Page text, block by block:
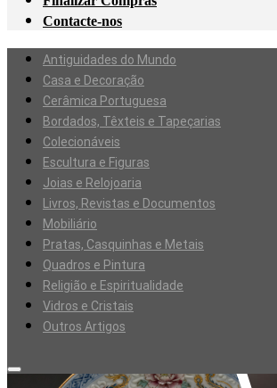
Contacte-nos
Antiguidades do Mundo
Casa e Decoração
Cerâmica Portuguesa
Bordados, Têxteis e Tapeçarias
Colecionáveis
Escultura e Figuras
Joias e Relojoaria
Livros, Revistas e Documentos
Mobiliário
Pratas, Casquinhas e Metais
Quadros e Pintura
Religião e Espiritualidade
Vidros e Cristais
Outros Artigos